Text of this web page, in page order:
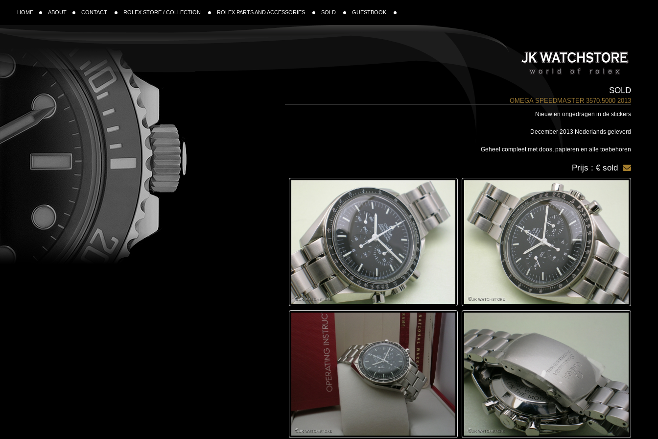
HOME ABOUT CONTACT ROLEX STORE / COLLECTION ROLEX PARTS AND ACCESSORIES SOLD GUESTBOOK
SOLD
OMEGA SPEEDMASTER 3570.5000 2013
Nieuw en ongedragen in de stickers
December 2013 Nederlands geleverd
Geheel compleet met doos, papieren en alle toebehoren
Prijs : € sold